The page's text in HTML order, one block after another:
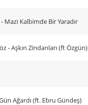
Mazi Kalbimde Bir Yaradır
- Aşkın Zindanları (ft Özgün)
Ağardı (ft. Ebru Gündeş)